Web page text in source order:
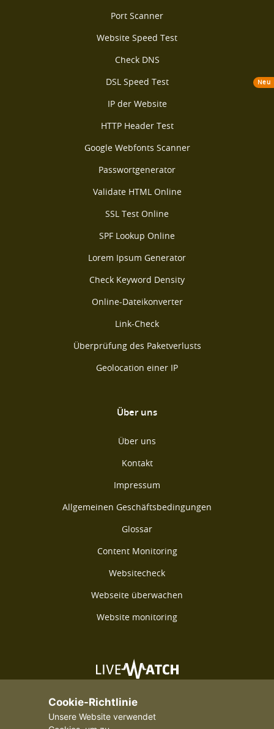
Port Scanner
Website Speed Test
Check DNS
DSL Speed Test
Neu
IP der Website
HTTP Header Test
Google Webfonts Scanner
Passwortgenerator
Validate HTML Online
SSL Test Online
SPF Lookup Online
Lorem Ipsum Generator
Check Keyword Density
Online-Dateikonverter
Link-Check
Überprüfung des Paketverlusts
Geolocation einer IP
Über uns
Über uns
Kontakt
Impressum
Allgemeinen Geschäftsbedingungen
Glossar
Content Monitoring
Websitecheck
Webseite überwachen
Website monitoring
©2026 Livewatch - Alle Rechte vorbehalten
Cookie-Richtlinie
Unsere Website verwendet